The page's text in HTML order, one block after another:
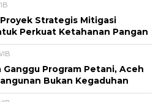
Strategis Mitigasi
Perkuat Ketahanan Pangan
Ganggu Program Petani, Aceh
Bukan Kegaduhan